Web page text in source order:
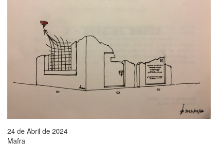
24 de Abril de 2024
Mafra